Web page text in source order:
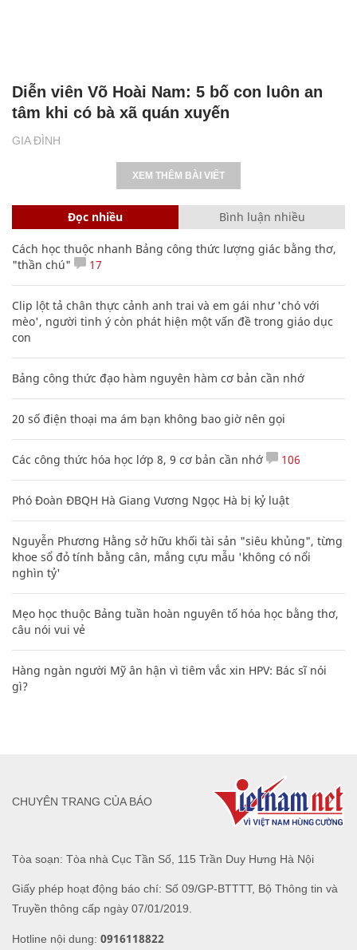
GIA ĐÌNH
Diễn viên Võ Hoài Nam: 5 bố con luôn an
tâm khi có bà xã quán xuyến
XEM THÊM BÀI VIẾT
Đọc nhiều Bình luận nhiều
Cách học thuộc nhanh Bảng công thức lượng giác bằng thơ,
"thần chú"
17
Clip lột tả chân thực cảnh anh trai và em gái như 'chó với
mèo', người tinh ý còn phát hiện một vấn đề trong giáo dục
con
Bảng công thức đạo hàm nguyên hàm cơ bản cần nhớ
20 số điện thoại ma ám bạn không bao giờ nên gọi
Các công thức hóa học lớp 8, 9 cơ bản cần nhớ 106
Phó Đoàn ĐBQH Hà Giang Vương Ngọc Hà bị kỷ luật
Nguyễn Phương Hằng sở hữu khối tài sản "siêu khủng", từng
khoe sổ đỏ tính bằng cân, mắng cựu mẫu 'không có nổi
nghìn tỷ'
Mẹo học thuộc Bảng tuần hoàn nguyên tố hóa học bằng thơ,
câu nói vui vẻ
Hàng ngàn người Mỹ ân hận vì tiêm vắc xin HPV: Bác sĩ nói
gì?
Tòa soạn: Tòa nhà Cục Tần Số, 115 Trần Duy Hưng Hà Nội
Giấy phép hoạt động báo chí: Số 09/GP-BTTTT, Bộ Thông tin và
Truyền thông cấp ngày 07/01/2019.
Hotline nội dung: 0916118822
CHUYÊN TRANG CỦA BÁO